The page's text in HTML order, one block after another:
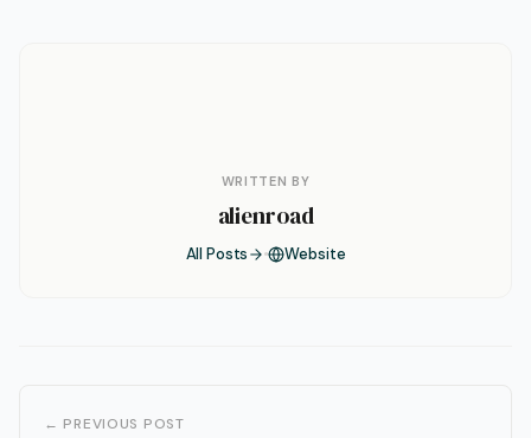
WRITTEN BY
alienroad
All Posts Website
← PREVIOUS POST